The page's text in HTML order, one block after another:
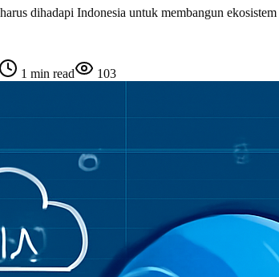
dihadapi Indonesia untuk membangun
1 min read 103